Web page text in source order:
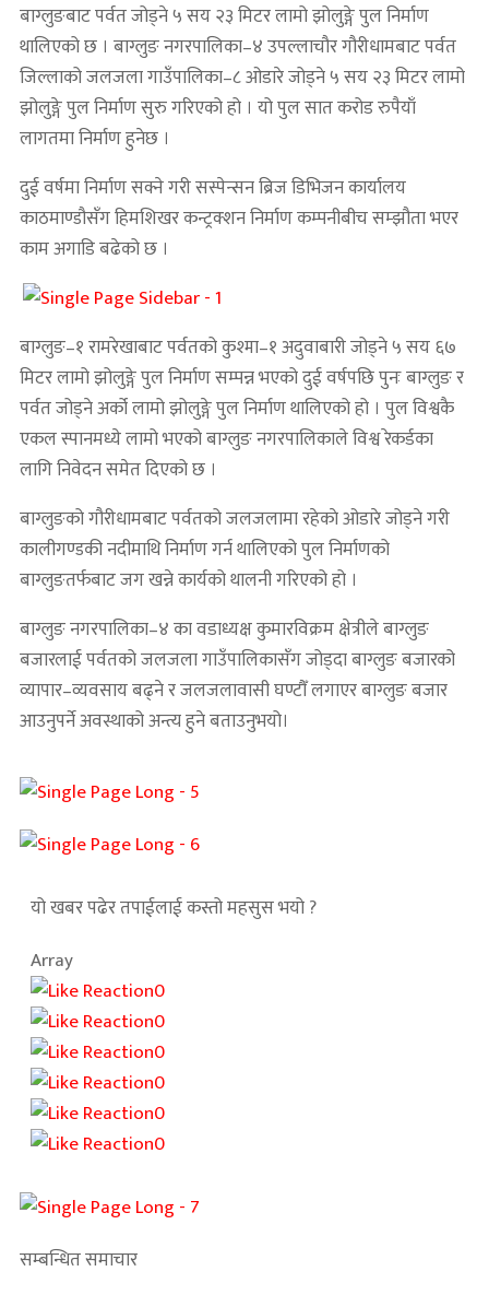
बाग्लुङबाट पर्वत जोड्ने ५ सय २३ मिटर लामो झोलुङ्गे पुल निर्माण
थालिएको छ । बाग्लुङ नगरपालिका–४ उपल्लाचौर गौरीधामबाट पर्वत
जिल्लाको जलजला गाउँपालिका–८ ओडारे जोड्ने ५ सय २३ मिटर लामो
झोलुङ्गे पुल निर्माण सुरु गरिएको हो । यो पुल सात करोड रुपैयाँ
लागतमा निर्माण हुनेछ ।
दुई वर्षमा निर्माण सक्ने गरी सस्पेन्सन ब्रिज डिभिजन कार्यालय
काठमाण्डौसँग हिमशिखर कन्ट्रक्शन निर्माण कम्पनीबीच सम्झौता भएर
काम अगाडि बढेको छ ।
बाग्लुङ–१ रामरेखाबाट पर्वतको कुश्मा–१ अदुवाबारी जोड्ने ५ सय ६७
मिटर लामो झोलुङ्गे पुल निर्माण सम्पन्न भएको दुई वर्षपछि पुनः बाग्लुङ र
पर्वत जोड्ने अर्को लामो झोलुङ्गे पुल निर्माण थालिएको हो । पुल विश्वकै
एकल स्पानमध्ये लामो भएको बाग्लुङ नगरपालिकाले विश्व रेकर्डका
लागि निवेदन समेत दिएको छ ।
बाग्लुङको गौरीधामबाट पर्वतको जलजलामा रहेकाे ओडारे जोड्ने गरी
कालीगण्डकी नदीमाथि निर्माण गर्न थालिएको पुल निर्माणको
बाग्लुङतर्फबाट जग खन्ने कार्यको थालनी गरिएको हो ।
बाग्लुङ नगरपालिका–४ का वडाध्यक्ष कुमारविक्रम क्षेत्रीले बाग्लुङ
बजारलाई पर्वतको जलजला गाउँपालिकासँग जोड्दा बाग्लुङ बजारको
व्यापार–व्यवसाय बढ्ने र जलजलावासी घण्टौँ लगाएर बाग्लुङ बजार
आउनुपर्ने अवस्थाको अन्त्य हुने बताउनुभयो।
यो खबर पढेर तपाईलाई कस्तो महसुस भयो ?
Array
0
0
0
0
0
0
सम्बन्धित समाचार